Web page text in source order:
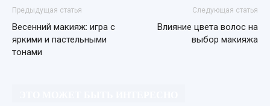
Предыдущая статья
Весенний макияж: игра с
яркими и пастельными
тонами
Следующая статья
Влияние цвета волос на
выбор макияжа